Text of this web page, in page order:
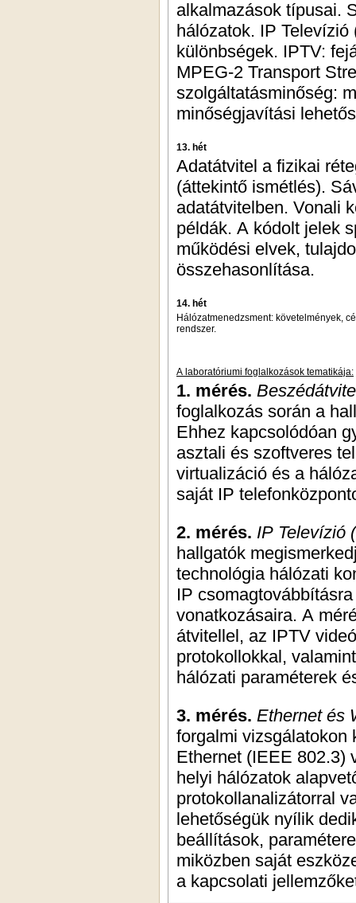
alkalmazások típusai.
hálózatok. IP
különbségek. IPTV:
MPEG-2 Transport
szolgáltatásminőség:
minőségjavítási
13. hét
Adatátvitel a fizikai
(áttekintő ismétlés).
adatátvitelben. Vonali
példák. A kódolt jelek
működési elvek,
összehasonlítása.
14. hét
Hálózatmenedzsment: követelmények,
rendszer.
A laboratóriumi foglalkozások tematikája:
1. mérés.
foglalkozás során a
Ehhez kapcsolódóan
asztali és szoftveres
virtualizáció és a
saját IP
2. mérés. IP Televízió
hallgatók
technológia hálózati
IP
vonatkozásaira. A
átvitellel, az IPTV
protokollokkal,
hálózati paraméterek
3. mérés. Ethernet és
forgalmi vizsgálatokon
Ethernet (IEEE 802.3)
helyi hálózatok
protokollanalizátorral
lehetőségük nyílik
beállítások,
miközben saját
a kapcsolati